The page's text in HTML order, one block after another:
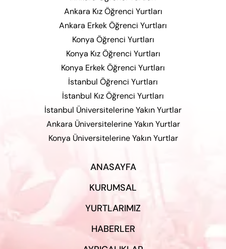
Ankara Kız Öğrenci Yurtları
Ankara Erkek Öğrenci Yurtları
Konya Öğrenci Yurtları
Konya Kız Öğrenci Yurtları
Konya Erkek Öğrenci Yurtları
İstanbul Öğrenci Yurtları
İstanbul Kız Öğrenci Yurtları
İstanbul Üniversitelerine Yakın Yurtlar
Ankara Üniversitelerine Yakın Yurtlar
Konya Üniversitelerine Yakın Yurtlar
ANASAYFA
KURUMSAL
YURTLARIMIZ
HABERLER